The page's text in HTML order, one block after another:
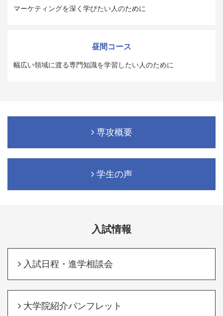
マーケティングを深く学びたい人のために
昼間コース
幅広い領域に渡る専門知識を学習したい人のために
専攻概要
学生の声
入試情報
入試日程・進学相談会
大学院紹介パンフレット